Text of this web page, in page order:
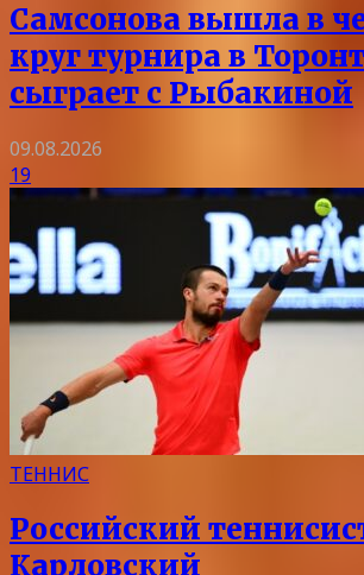
Самсонова вышла в
круг турнира в
сыграет с Рыбакиной
09.08.2026
19
ТЕННИС
Российский
Карловский